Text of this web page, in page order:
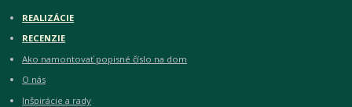
REALIZÁCIE
RECENZIE
Ako namontovať popisné číslo na dom
O nás
Inšpirácie a rady